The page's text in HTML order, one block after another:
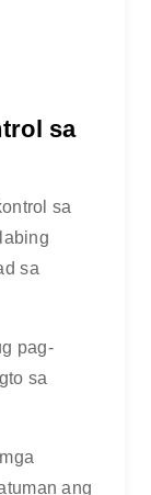
sa
sa
sa
pag-
sa
ang